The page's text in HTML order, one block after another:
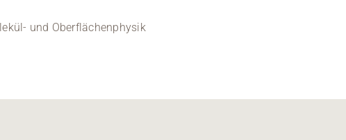
und Oberflächenphysik